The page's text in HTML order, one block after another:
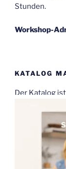
Stunden.
Workshop-
KATALOG
Der Katalog